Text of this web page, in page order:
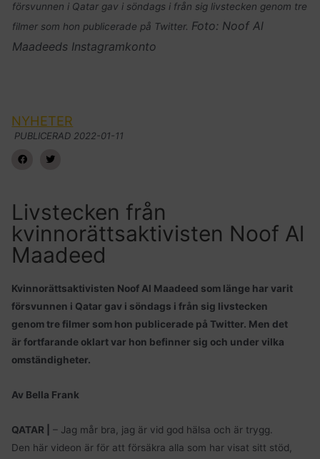
försvunnen i Qatar gav i söndags i från sig livstecken genom tre
filmer som hon publicerade på Twitter. Foto: Noof Al
Maadeeds Instagramkonto
NYHETER
PUBLICERAD 2022-01-11
Livstecken från
kvinnorättsaktivisten Noof Al
Maadeed
Kvinnorättsaktivisten Noof Al Maadeed som länge har varit
försvunnen i Qatar gav i söndags i från sig livstecken
genom tre filmer som hon publicerade på Twitter. Men det
är fortfarande oklart var hon befinner sig och under vilka
omständigheter.
Av Bella Frank
QATAR |
– Jag mår bra, jag är vid god hälsa och är trygg.
Den här videon är för att försäkra alla som har visat sitt stöd,